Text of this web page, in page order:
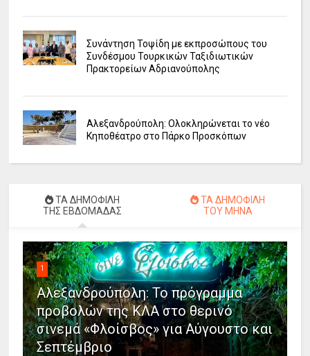
Συνάντηση Τοψίδη με εκπροσώπους του
Συνδέσμου Τουρκικών Ταξιδιωτικών
Πρακτορείων Αδριανούπολης
Αλεξανδρούπολη: Ολοκληρώνεται το νέο
Κηποθέατρο στο Πάρκο Προσκόπων
ΤΑ ΔΗΜΟΦΙΛΗ
ΤΗΣ ΕΒΔΟΜΑΔΑΣ
ΤΑ ΔΗΜΟΦΙΛΗ
ΤΟΥ ΜΗΝΑ
1
Αλεξανδρούπολη: Το πρόγραμμα
προβολών της ΚΛΑ στο θερινό
σινεμά «Φλοίσβος» για Αύγουστο και
Σεπτέμβριο